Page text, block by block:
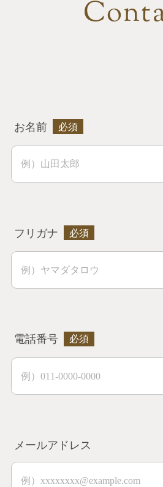
お名前
フリガナ
電話番号
メールアドレス